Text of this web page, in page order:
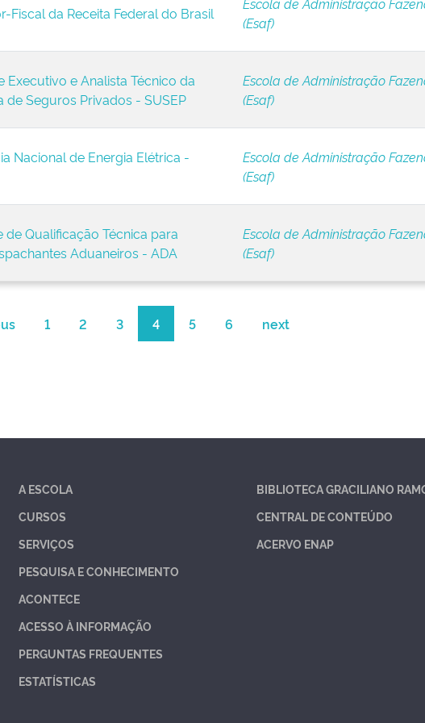
Fiscal da Receita Federal do Brasil
(Esaf)
Executivo e Analista Técnico da
de Seguros Privados - SUSEP
Escola de Administração
(Esaf)
Nacional de Energia Elétrica -
Escola de Administração
(Esaf)
de Qualificação Técnica para
Aduaneiros - ADA
Escola de Administração
(Esaf)
1 2 3 4 5 6 next
A ESCOLA
CURSOS
SERVIÇOS
PESQUISA E CONHECIMENTO
ACONTECE
ACESSO À INFORMAÇÃO
PERGUNTAS FREQUENTES
ESTATÍSTICAS
BIBLIOTECA GRACILIANO
CENTRAL DE CONTEÚDO
ACERVO ENAP